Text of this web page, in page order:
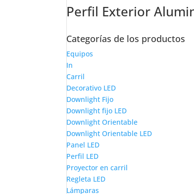
Perfil Exterior
Categorías de los productos
Equipos
In
Carril
Decorativo LED
Downlight Fijo
Downlight fijo LED
Downlight Orientable
Downlight Orientable LED
Panel LED
Perfil LED
Proyector en carril
Regleta LED
Lámparas